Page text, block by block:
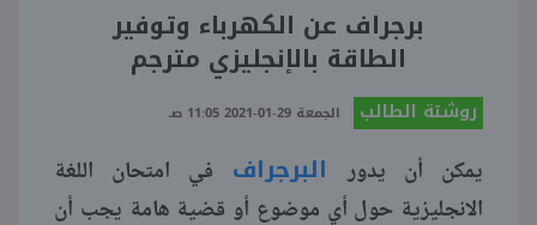
فنجان قهوة
برجراف عن الكهرباء وتوفير
الطاقة بالإنجليزي مترجم
روشتة الطالب الجمعة 29-01-2021 11:05 صـ
يمكن أن يدورالبرجراف في امتحان اللغة
الانجليزية حول أي موضوع أو قضية هامة يجب أن